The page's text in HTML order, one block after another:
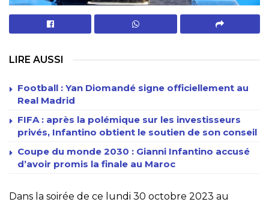
LIRE AUSSI
Football : Yan Diomandé signe officiellement au
Real Madrid
FIFA : après la polémique sur les investisseurs
privés, Infantino obtient le soutien de son conseil
Coupe du monde 2030 : Gianni Infantino accusé
d’avoir promis la finale au Maroc
Dans la soirée de ce lundi 30 octobre 2023 au